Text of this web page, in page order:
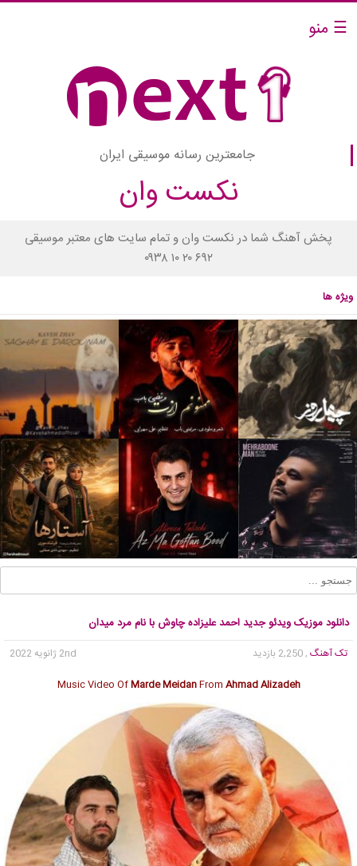
☰ منو
جامعترین رسانه موسیقی ایران
نکست وان
پخش آهنگ شما در نکست وان و تمام سایت های معتبر موسیقی
۰۹۳۸ ۱۰ ۲۰ ۶۹۲
ویژه ها
دانلود موزیک ویدئو جدید احمد علیزاده چاوش با نام مرد میدان
تک آهنگ , 2,250 بازدید
2nd ژانویه 2022
Music Video OfMarde MeidanFrom Ahmad Alizadeh